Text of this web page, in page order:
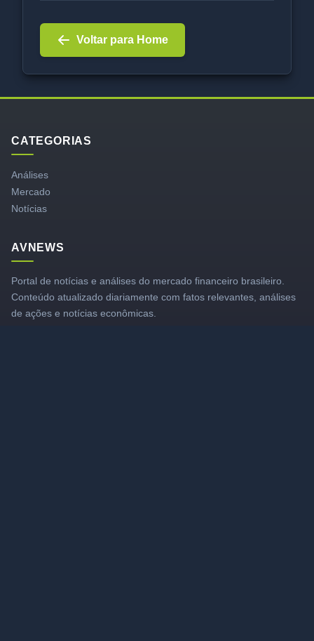
Voltar para Home
CATEGORIAS
Análises
Mercado
Notícias
AVNEWS
Portal de notícias e análises do mercado financeiro brasileiro.
Conteúdo atualizado diariamente com fatos relevantes, análises
de ações e notícias econômicas.